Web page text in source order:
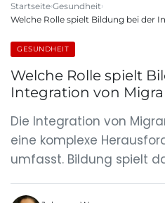
Startseite Gesundheit
Welche Rolle spielt Bildung bei der
GESUNDHEIT
Welche Rolle spielt
Integration von
Die Integration von
eine komplexe
umfasst. Bildung spielt